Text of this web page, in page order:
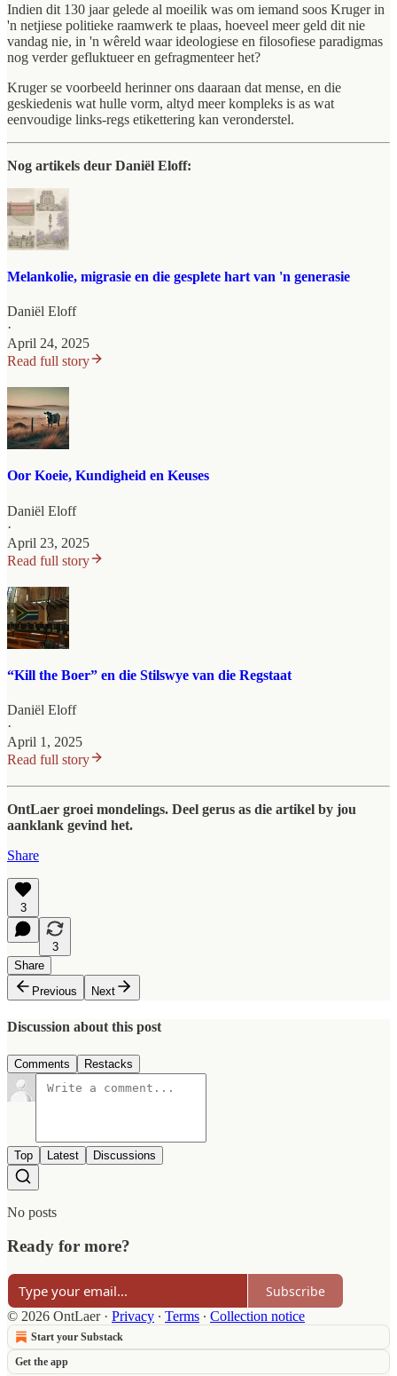
Indien dit 130 jaar gelede al moeilik was om iemand soos Kruger in
'n netjiese politieke raamwerk te plaas, hoeveel meer geld dit nie
vandag nie, in 'n wêreld waar ideologiese en filosofiese paradigmas
nog verder gefluktueer en gefragmenteer het?
Kruger se voorbeeld herinner ons daaraan dat mense, en die
geskiedenis wat hulle vorm, altyd meer kompleks is as wat
eenvoudige links-regs etikettering kan veronderstel.
Nog artikels deur Daniël Eloff:
Melankolie, migrasie en die gesplete hart van 'n generasie
Daniël Eloff
·
April 24, 2025
Read full story
Oor Koeie, Kundigheid en Keuses
Daniël Eloff
·
April 23, 2025
Read full story
“Kill the Boer” en die Stilswye van die Regstaat
Daniël Eloff
·
April 1, 2025
Read full story
OntLaer groei mondelings. Deel gerus as die artikel by jou
aanklank gevind het.
Share
3
3
Share
Previous
Next
Discussion about this post
Comments Restacks
Top Latest Discussions
No posts
Ready for more?
Subscribe
© 2026 OntLaer· Privacy ∙ Terms ∙ Collection notice
Start your Substack
Get the app